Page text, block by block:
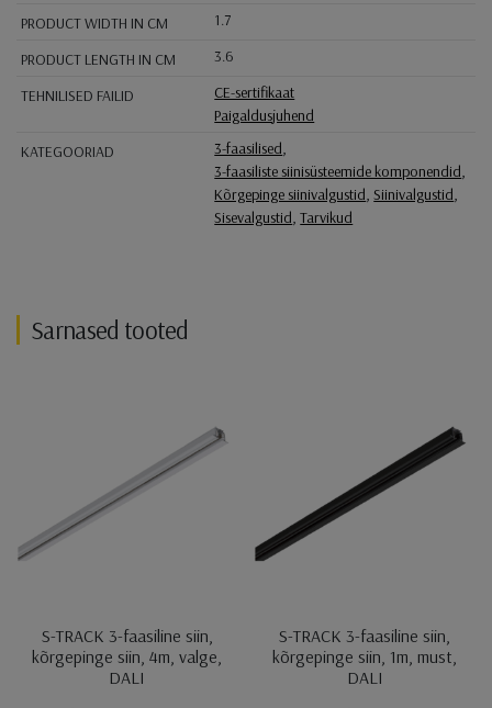
PRODUCT WIDTH IN CM
1.7
PRODUCT LENGTH IN CM
3.6
TEHNILISED FAILID
CE-sertifikaat
Paigaldusjuhend
KATEGOORIAD
3-faasilised,
3-faasiliste siinisüsteemide komponendid,
Kõrgepinge siinivalgustid,Siinivalgustid,
Sisevalgustid,Tarvikud
Sarnased tooted
S-TRACK 3-faasiline siin,
kõrgepinge siin, 4m, valge,
DALI
S-TRACK 3-faasiline siin,
kõrgepinge siin, 1m, must,
DALI